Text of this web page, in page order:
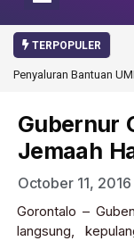
TERPOPULER
Penyaluran Bantuan
Gubernur
Jemaah
October 11, 2016
Gorontalo –
langsung,